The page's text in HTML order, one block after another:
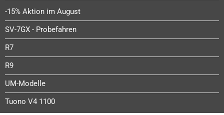
-15% Aktion im August
SV-7GX - Probefahren
R7
R9
UM-Modelle
Tuono V4 1100